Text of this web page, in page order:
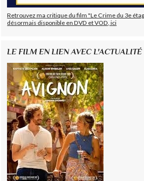
Retrouvez ma critique du film "Le Crime du 3e
désormais disponible en DVD et VOD, ici
LE FILM EN LIEN AVEC L'ACTUALITÉ